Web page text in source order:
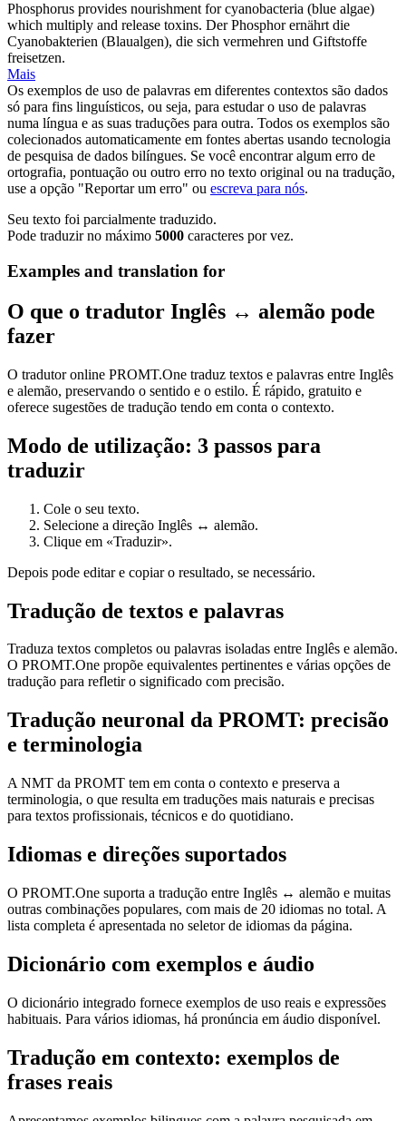
Phosphorus provides nourishment for cyanobacteria (blue algae)
which multiply and release toxins. Der Phosphor ernährt die
Cyanobakterien (Blaualgen), die sich vermehren und Giftstoffe
freisetzen.
Mais
Os exemplos de uso de palavras em diferentes contextos são dados
só para fins linguísticos, ou seja, para estudar o uso de palavras
numa língua e as suas traduções para outra. Todos os exemplos são
colecionados automaticamente em fontes abertas usando tecnologia
de pesquisa de dados bilíngues. Se você encontrar algum erro de
ortografia, pontuação ou outro erro no texto original ou na tradução,
use a opção "Reportar um erro" ou escreva para nós.
Seu texto foi parcialmente traduzido.
Pode traduzir no máximo 5000 caracteres por vez.
Examples and translation for
O que o tradutor Inglês ↔ alemão pode
fazer
O tradutor online PROMT.One traduz textos e palavras entre Inglês
e alemão, preservando o sentido e o estilo. É rápido, gratuito e
oferece sugestões de tradução tendo em conta o contexto.
Modo de utilização: 3 passos para
traduzir
Cole o seu texto.
Selecione a direção Inglês ↔ alemão.
Clique em «Traduzir».
Depois pode editar e copiar o resultado, se necessário.
Tradução de textos e palavras
Traduza textos completos ou palavras isoladas entre Inglês e alemão.
O PROMT.One propõe equivalentes pertinentes e várias opções de
tradução para refletir o significado com precisão.
Tradução neuronal da PROMT: precisão
e terminologia
A NMT da PROMT tem em conta o contexto e preserva a
terminologia, o que resulta em traduções mais naturais e precisas
para textos profissionais, técnicos e do quotidiano.
Idiomas e direções suportados
O PROMT.One suporta a tradução entre Inglês ↔ alemão e muitas
outras combinações populares, com mais de 20 idiomas no total. A
lista completa é apresentada no seletor de idiomas da página.
Dicionário com exemplos e áudio
O dicionário integrado fornece exemplos de uso reais e expressões
habituais. Para vários idiomas, há pronúncia em áudio disponível.
Tradução em contexto: exemplos de
frases reais